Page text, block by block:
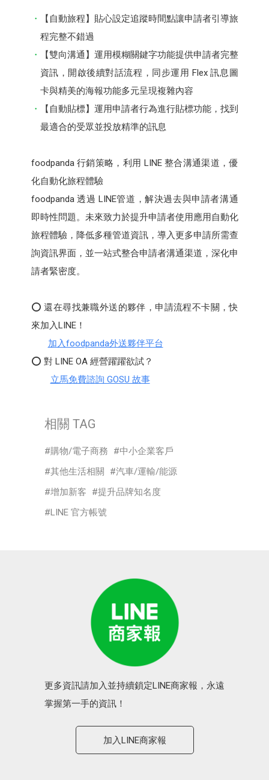
【自動旅程】貼心設定追蹤時間點讓申請者引導旅
程完整不錯過
【雙向溝通】運用模糊關鍵字功能提供申請者完整
資訊，開啟後續對話流程，同步運用 Flex 訊息圖
卡與精美的海報功能多元呈現複雜內容
【自動貼標】運用申請者行為進行貼標功能，找到
最適合的受眾並投放精準的訊息
foodpanda 行銷策略，利用 LINE 整合溝通渠道，優
化自動化旅程體驗
foodpanda 透過 LINE管道，解決過去與申請者溝通
即時性問題。未來致力於提升申請者使用應用自動化
旅程體驗，降低多種管道資訊，導入更多申請所需查
詢資訊界面，並一站式整合申請者溝通渠道，深化申
請者緊密度。
⭕ 還在尋找兼職外送的夥伴，申請流程不卡關，快
來加入LINE！
加入foodpanda外送夥伴平台
⭕ 對 LINE OA 經營躍躍欲試？
立馬免費諮詢 GOSU 故事
相關 TAG
購物/電子商務
中小企業客戶
其他生活相關
汽車/運輸/能源
增加新客
提升品牌知名度
LINE 官方帳號
更多資訊請加入並持續鎖定LINE商家報，永遠
掌握第一手的資訊！
加入LINE商家報